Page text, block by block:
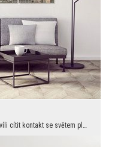
Každý, kdo potřebuje na chvíli cítit kontakt se světem plným aglomerační nádhery, ví, že tento hl...